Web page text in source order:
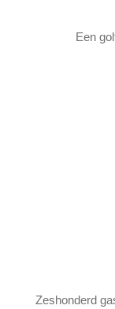
Een
Zeshonderd